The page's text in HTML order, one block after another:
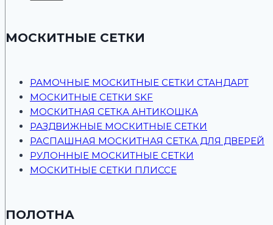
МОСКИТНЫЕ СЕТКИ
РАМОЧНЫЕ МОСКИТНЫЕ СЕТКИ СТАНДАРТ
МОСКИТНЫЕ СЕТКИ SKF
МОСКИТНАЯ СЕТКА АНТИКОШКА
РАЗДВИЖНЫЕ МОСКИТНЫЕ СЕТКИ
РАСПАШНАЯ МОСКИТНАЯ СЕТКА ДЛЯ ДВЕРЕЙ
РУЛОННЫЕ МОСКИТНЫЕ СЕТКИ
МОСКИТНЫЕ СЕТКИ ПЛИССЕ
ПОЛОТНА